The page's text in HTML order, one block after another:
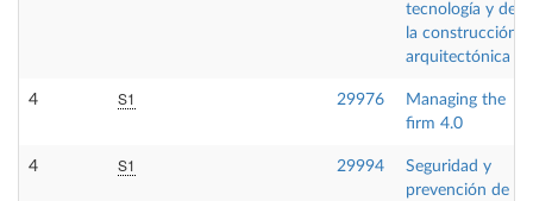
tecnología y de
la construcción
arquitectónica
4 S1 29976
Managing the
firm 4.0
4 S1 29994
Seguridad y
prevención de